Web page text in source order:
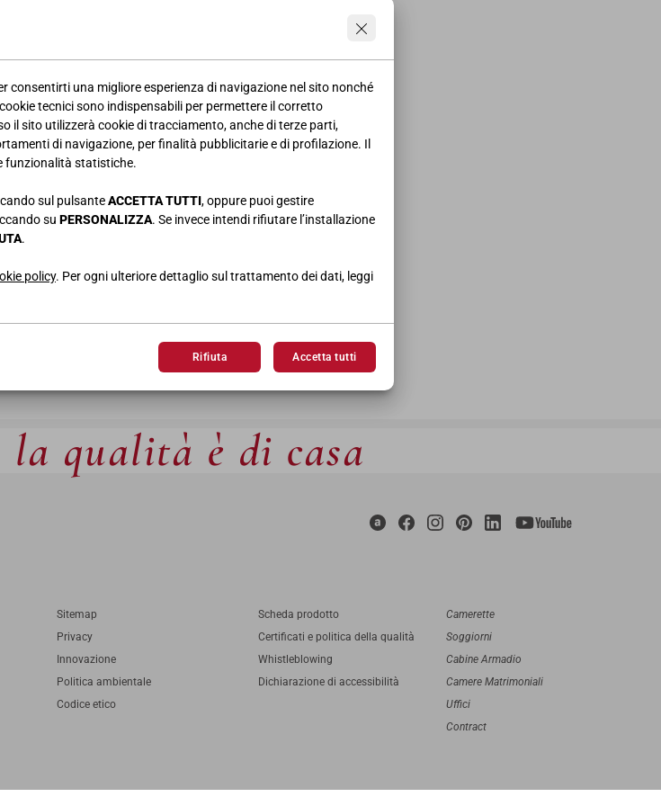
consentirti una migliore esperienza di navigazione nel sito nonché
tecnici sono indispensabili per permettere il corretto
il sito utilizzerà cookie di tracciamento, anche di terze parti,
di navigazione, per finalità pubblicitarie e di profilazione. Il
funzionalità statistiche.
sul pulsanteACCETTA TUTTI, oppure puoi gestire
su PERSONALIZZA. Se invece intendi rifiutare l’installazione
.
policy. Per ogni ulteriore dettaglio sul trattamento dei dati, leggi
Rifiuta Accetta tutti
Maggio 2017 della rivista Elle Decor.
la qualità è di casa
Sitemap
Privacy
Innovazione
Politica ambientale
Codice etico
Scheda prodotto
Certificati e politica della qualità
Whistleblowing
Dichiarazione di accessibilità
Camerette
Soggiorni
Cabine Armadio
Camere Matrimoniali
Uffici
Contract